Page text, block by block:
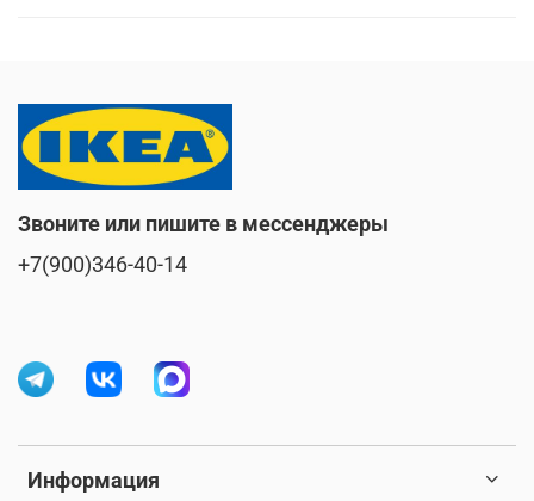
Информация
Звоните или пишите в мессенджеры
+7(900)346-40-14